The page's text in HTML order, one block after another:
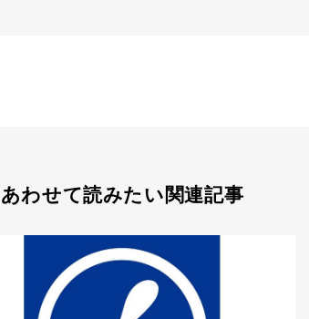
あわせて読みたい関連記事